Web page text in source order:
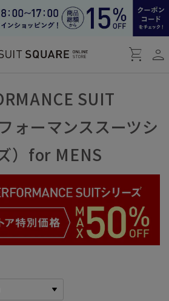
shopping_cart person
SUIT
ォーマンススーツシ
）for MENS